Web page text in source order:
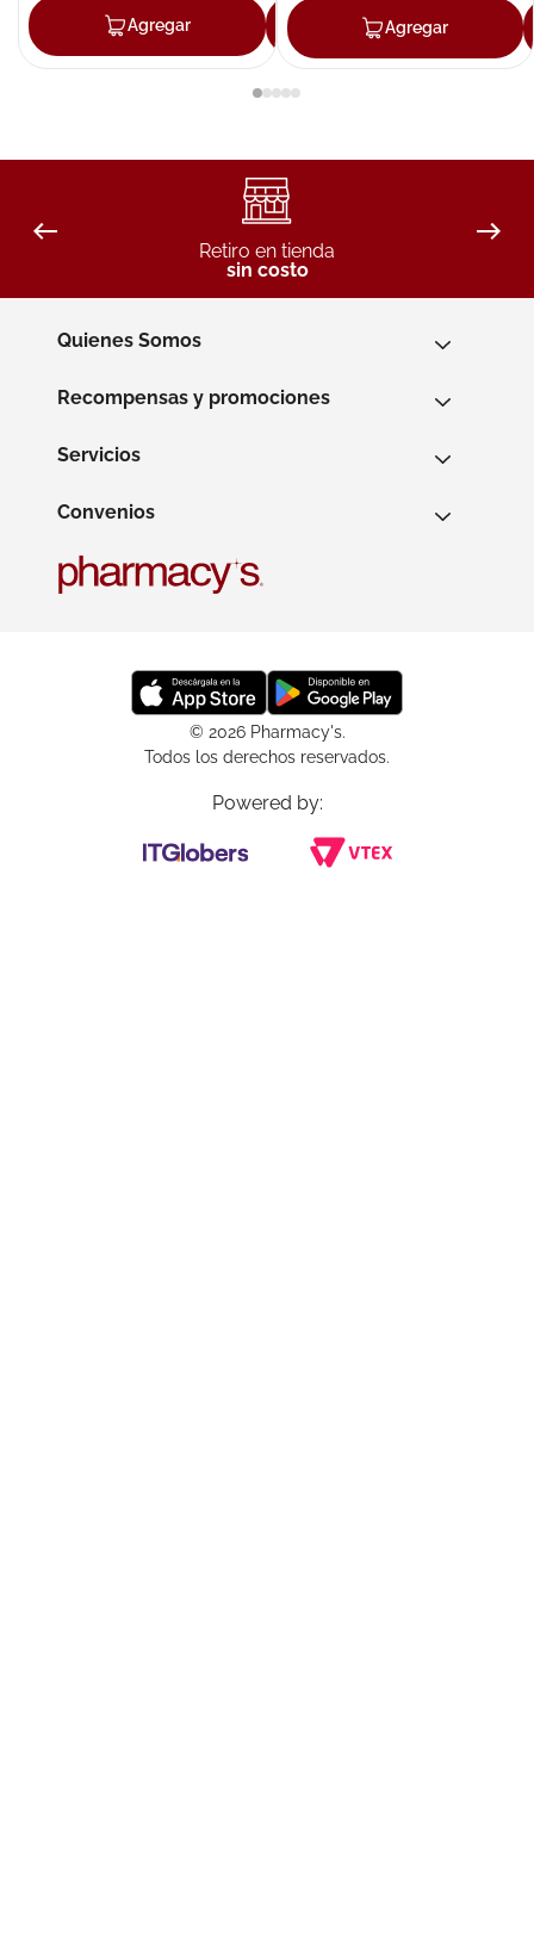
Agregar Agregar
Agregar
Retiro en tienda
sin costo
Quienes Somos
Recompensas y promociones
Servicios
Convenios
© 2026 Pharmacy's.
Todos los derechos reservados.
Powered by: